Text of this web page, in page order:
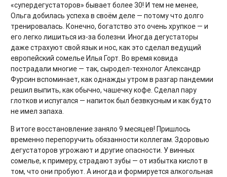
«супердегустаторов» бывает более 30! И тем не менее,
Ольга добилась успеха в своём деле — потому что долго
тренировалась. Конечно, богатство это очень хрупкое — и
его легко лишиться из-за болезни. Иногда дегустаторы
даже страхуют свой язык и нос, как это сделал ведущий
европейский сомелье Илья Горт. Во время ковида
пострадали многие — так, сыродел-технолог Александр
Фурсин вспоминает, как однажды утром в разгар пандемии
решил выпить, как обычно, чашечку кофе. Сделал пару
глотков и испугался — напиток был безвкусным и как будто
не имел запаха.
В итоге восстановление заняло 9 месяцев! Пришлось
временно перепоручить обязанности коллегам. Здоровью
дегустаторов угрожают и другие опасности. У винных
сомелье, к примеру, страдают зубы — от избытка кислот в
том, что они пробуют. А иногда и формируется алкогольная